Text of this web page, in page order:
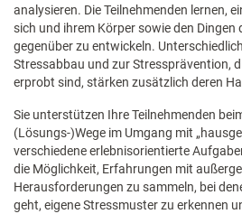
analysieren. Die Teilnehmenden lernen,
sich und ihrem Körper sowie den Dingen
gegenüber zu entwickeln.
Stressabbau und zur Stressprävention,
erprobt sind, stärken zusätzlich deren
Sie unterstützen Ihre Teilnehmenden
(Lösungs-)Wege im Umgang mit
verschiedene erlebnisorientierte
die Möglichkeit, Erfahrungen mit
Herausforderungen zu sammeln, bei
geht, eigene Stressmuster zu erkennen